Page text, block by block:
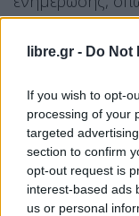
libre.gr - Do Not
If you wish to opt-
processing of your
targeted
section to confirm
opt-out request is
interest-based ads
us or personal
και το
του
εκτιμούν ότι
Ρωσία κανένα
καν η έγκριτη
διευθυντής της
Ειρήνης το 2021.